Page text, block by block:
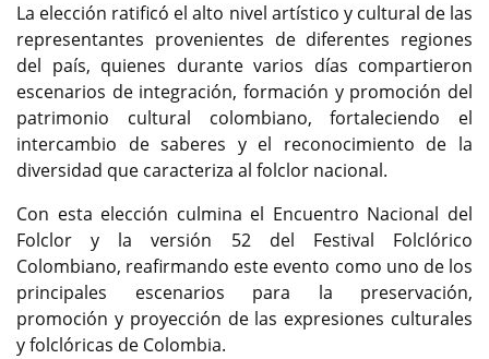
La elección ratificó el alto nivel artístico y cultural de las
representantes provenientes de diferentes regiones
del país, quienes durante varios días compartieron
escenarios de integración, formación y promoción del
patrimonio cultural colombiano, fortaleciendo el
intercambio de saberes y el reconocimiento de la
diversidad que caracteriza al folclor nacional.
Con esta elección culmina el Encuentro Nacional del
Folclor y la versión 52 del Festival Folclórico
Colombiano, reafirmando este evento como uno de los
principales escenarios para la preservación,
promoción y proyección de las expresiones culturales
y folclóricas de Colombia.